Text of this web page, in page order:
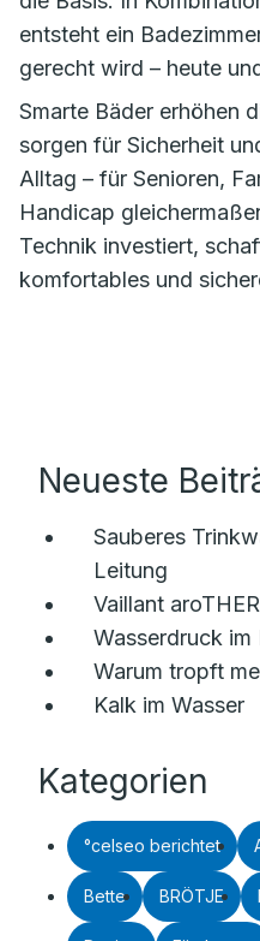
entsteht ein
gerecht wird – heute
Smarte Bäder erhöhen
sorgen für Sicherheit
Alltag – für Senioren,
Handicap
Technik investiert,
komfortables und
Neueste
Sauberes
Leitung
Vaillant
Wasserdruck im
Warum tropft
Kalk im Wasser
Kategorien
°celseo berichtet
Bette BRÖTJE